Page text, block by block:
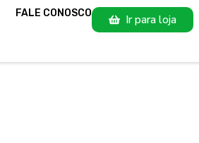
FALE CONOSCO Ir para loja